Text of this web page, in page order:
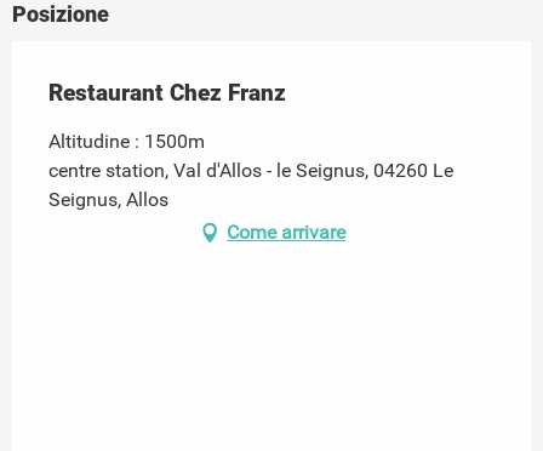
Posizione
Restaurant Chez Franz
Altitudine : 1500m
centre station, Val d'Allos - le Seignus, 04260 Le
Seignus, Allos
Come arrivare